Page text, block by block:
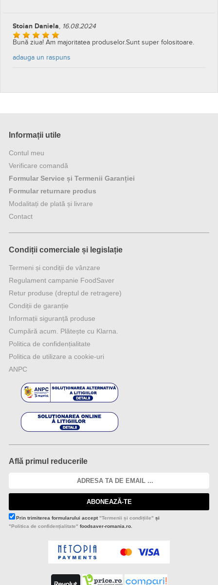
Stoian Daniela, 16.08.2024
Bună ziua! Am majoritatea produselor.Sunt super folositoare.
adauga un raspuns
Informații utile
Contul meu
Verificare comandă
Formular Service și Termenii Garanției
Formular returnare produs
Modalitați de plată și livrare
Contact
Condiții comerciale și legislație
Termeni și condiții de vânzare
Regulament campanie FoodSaver
Retur produse (dreptul de retragere)
Condiții de garanție
Informații siguranță produse
Cumpără acum. Plătește cu Klarna.
Politica de confidențialitate
Politica de utilizare a cookie-uri
ANPC
Află primul reducerile
ABONEAZĂ-TE
Prin trimiterea formularului accept"Termenii și condițiile" și
"Politica de confidențialitate" foodsaver-romania.ro.